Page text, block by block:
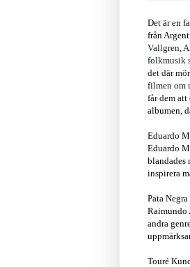
Det är en
från
Vallgren,
folkmusik
det där
filmen om
får dem att
albumen,
Eduardo
Eduardo
blandades
inspirera
Pata Negra
Raimundo
andra
Touré